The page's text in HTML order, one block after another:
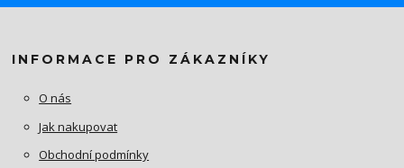
INFORMACE PRO ZÁKAZNÍKY
O nás
Jak nakupovat
Obchodní podmínky